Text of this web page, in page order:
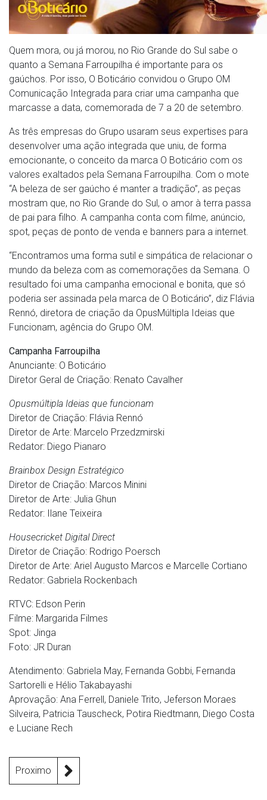
Quem mora, ou já morou, no Rio Grande do Sul sabe o
quanto a Semana Farroupilha é importante para os
gaúchos. Por isso, O Boticário convidou o Grupo OM
Comunicação Integrada para criar uma campanha que
marcasse a data, comemorada de 7 a 20 de setembro.
As três empresas do Grupo usaram seus expertises para
desenvolver uma ação integrada que uniu, de forma
emocionante, o conceito da marca O Boticário com os
valores exaltados pela Semana Farroupilha. Com o mote
“A beleza de ser gaúcho é manter a tradição”, as peças
mostram que, no Rio Grande do Sul, o amor à terra passa
de pai para filho. A campanha conta com filme, anúncio,
spot, peças de ponto de venda e banners para a internet.
“Encontramos uma forma sutil e simpática de relacionar o
mundo da beleza com as comemorações da Semana. O
resultado foi uma campanha emocional e bonita, que só
poderia ser assinada pela marca de O Boticário”, diz Flávia
Rennó, diretora de criação da OpusMúltipla Ideias que
Funcionam, agência do Grupo OM.
Campanha Farroupilha
Anunciante: O Boticário
Diretor Geral de Criação: Renato Cavalher
Opusmúltipla Ideias que funcionam
Diretor de Criação: Flávia Rennó
Diretor de Arte: Marcelo Przedzmirski
Redator: Diego Pianaro
Brainbox Design Estratégico
Diretor de Criação: Marcos Minini
Diretor de Arte: Julia Ghun
Redator: Ilane Teixeira
Housecricket Digital Direct
Diretor de Criação: Rodrigo Poersch
Diretor de Arte: Ariel Augusto Marcos e Marcelle Cortiano
Redator: Gabriela Rockenbach
RTVC: Edson Perin
Filme: Margarida Filmes
Spot: Jinga
Foto: JR Duran
Atendimento: Gabriela May, Fernanda Gobbi, Fernanda
Sartorelli e Hélio Takabayashi
Aprovação: Ana Ferrell, Daniele Trito, Jeferson Moraes
Silveira, Patricia Tauscheck, Potira Riedtmann, Diego Costa
e Luciane Rech
Proximo